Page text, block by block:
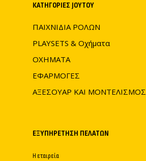
ΚΑΤΗΓΟΡΊΕΣ JOYTOY
ΠΑΙΧΝΙΔΙΑ ΡΟΛΩΝ
PLAYSETS & Οχήματα
ΟΧΗΜΑΤΑ
ΕΦΑΡΜΟΓΕΣ
ΑΞΕΣΟΥΑΡ ΚΑΙ ΜΟΝΤΕΛΙΣΜΟΣ
ΕΞΥΠΗΡΈΤΗΣΗ ΠΕΛΑΤΏΝ
Η εταιρεία